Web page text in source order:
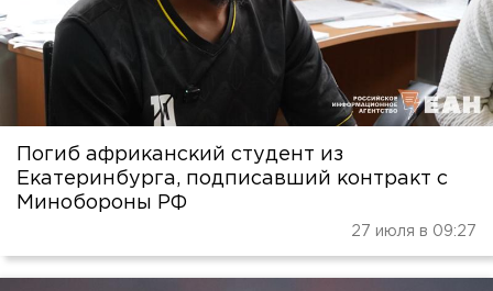
Погиб африканский студент из
Екатеринбурга, подписавший контракт с
Минобороны РФ
27 июля в 09:27